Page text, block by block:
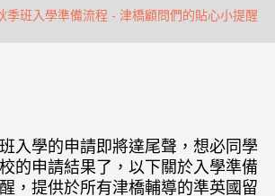
季班入學準備流程 - 津橋顧問們的貼心小提醒
入學的申請即將達尾聲，想必同學
的申請結果了，以下關於入學準備
，提供於所有津橋輔導的準英國留